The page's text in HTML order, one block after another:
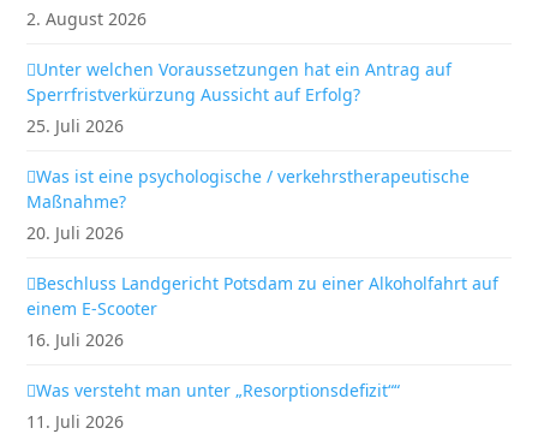
2. August 2026
Unter welchen Voraussetzungen hat ein Antrag auf
Sperrfristverkürzung Aussicht auf Erfolg?
25. Juli 2026
Was ist eine psychologische / verkehrstherapeutische
Maßnahme?
20. Juli 2026
Beschluss Landgericht Potsdam zu einer Alkoholfahrt auf
einem E-Scooter
16. Juli 2026
Was versteht man unter „Resorptionsdefizit““
11. Juli 2026